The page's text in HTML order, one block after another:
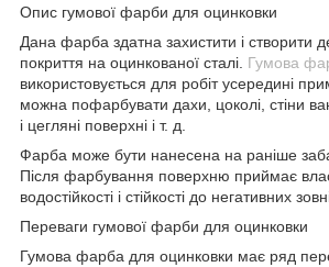
Опис гумової фарби для оцинковки
Дана фарба здатна захистити і створити
покриття на оцинкованої сталі. Гумова
використовується для робіт усередині
можна пофарбувати дахи, цоколі, стіни
і цегляні поверхні і т. д.
Фарба може бути нанесена на раніше
Після фарбування поверхню приймає
водостійкості і стійкості до негативних
Переваги гумової фарби для оцинковки
Гумова фарба для оцинковки має ряд